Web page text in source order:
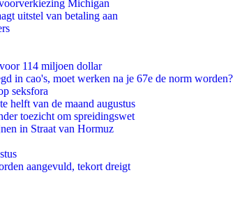
Michigan
uitstel van betaling aan
114 miljoen dollar
in cao's, moet werken na je 67e de norm worden?
seksfora
helft van de maand augustus
toezicht om spreidingswet
in Straat van Hormuz
aangevuld, tekort dreigt